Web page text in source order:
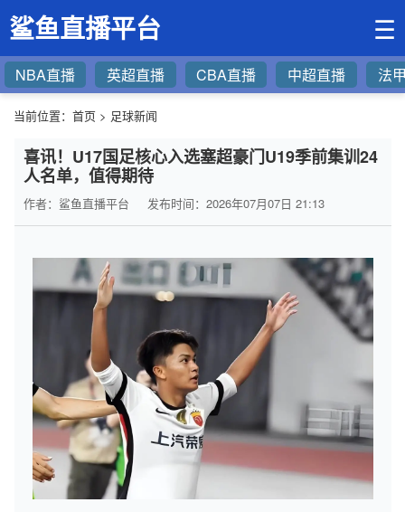
鲨鱼直播平台 ☰
NBA直播 英超直播 CBA直播 中超直播 法
当前位置： 首页 > 足球新闻
喜讯！U17国足核心入选塞超豪门U19季前集训24
人名单，值得期待
作者：鲨鱼直播平台 发布时间：2026年07月07日 21:13